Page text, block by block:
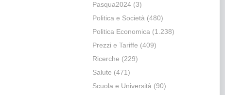
Pasqua2024(3)
Politica e Società (480)
Politica Economica (1.238)
Prezzi e Tariffe (409)
Ricerche (229)
Salute (471)
Scuola e Università (90)